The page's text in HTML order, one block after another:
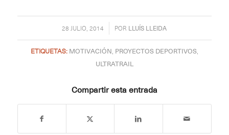
28 JULIO, 2014
/ POR LLUÍS LLEIDA
ETIQUETAS:MOTIVACIÓN, PROYECTOS DEPORTIVOS,
ULTRATRAIL
Compartir esta entrada